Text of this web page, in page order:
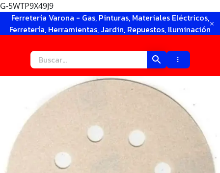
G-5WTP9X49J9
Ferretería Varona - Gas, Pinturas, Materiales Eléctricos,
Ferretería, Herramientas, Jardin, Repuestos, Iluminación